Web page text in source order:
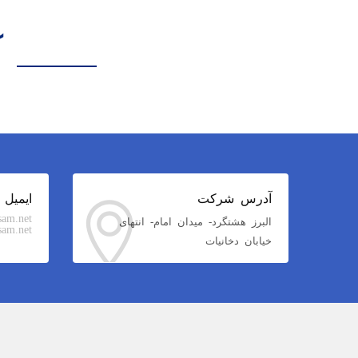
آدرس شرکت
البرز هشتگرد- میدان امام- انتهای
خیابان دخانیات
ایمیل